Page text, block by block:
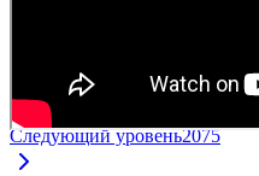
Следующий уровень2075